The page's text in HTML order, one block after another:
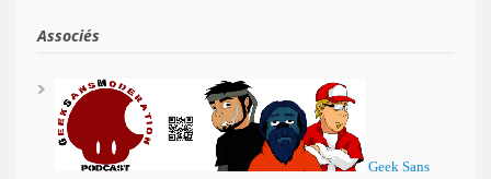
Associés
Geek Sans